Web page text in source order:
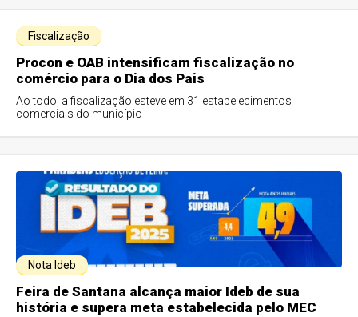
Fiscalização
Procon e OAB intensificam fiscalização no
comércio para o Dia dos Pais
Ao todo, a fiscalização esteve em 31 estabelecimentos
comerciais do município
Nota Ideb
Feira de Santana alcança maior Ideb de sua
história e supera meta estabelecida pelo MEC